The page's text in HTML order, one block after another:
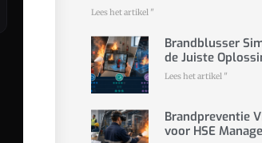
Lees het artikel "
Brandblusser
de Juiste
Lees het artikel "
Brandpreventie
voor HSE